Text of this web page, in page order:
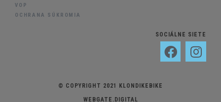
VOP
OCHRANA SÚKROMIA
SOCIÁLNE SIETE
© COPYRIGHT 2021 KLONDIKEBIKE
WEBGATE.DIGITAL